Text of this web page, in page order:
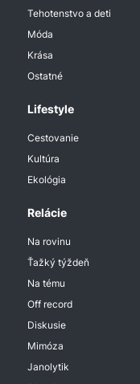
Tehotenstvo a deti
Móda
Krása
Ostatné
Lifestyle
Cestovanie
Kultúra
Ekológia
Relácie
Na rovinu
Ťažký týždeň
Na tému
Off record
Diskusie
Mimóza
Janolytik